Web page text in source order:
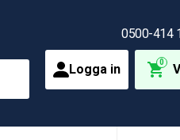
0500-414
Logga in 0